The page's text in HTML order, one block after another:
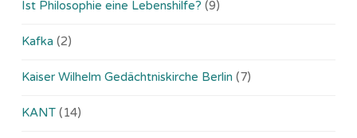
Ist Philosophie eine Lebenshilfe? (9)
Kafka (2)
Kaiser Wilhelm Gedächtniskirche Berlin (7)
KANT (14)